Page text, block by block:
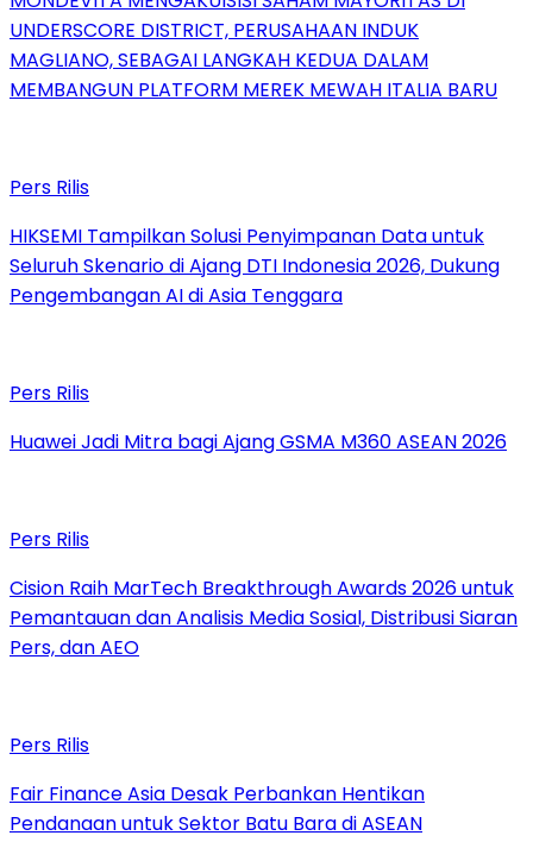
UNDERSCORE DISTRICT, PERUSAHAAN INDUK
MAGLIANO, SEBAGAI LANGKAH KEDUA DALAM
MEMBANGUN PLATFORM MEREK MEWAH ITALIA BARU
Pers Rilis
HIKSEMI Tampilkan Solusi Penyimpanan Data untuk
Seluruh Skenario di Ajang DTI Indonesia 2026, Dukung
Pengembangan AI di Asia Tenggara
Pers Rilis
Huawei Jadi Mitra bagi Ajang GSMA M360 ASEAN 2026
Pers Rilis
Cision Raih MarTech Breakthrough Awards 2026 untuk
Pemantauan dan Analisis Media Sosial, Distribusi Siaran
Pers, dan AEO
Pers Rilis
Fair Finance Asia Desak Perbankan Hentikan
Pendanaan untuk Sektor Batu Bara di ASEAN